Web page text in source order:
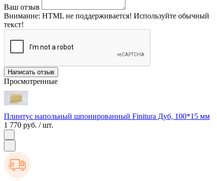
Ваш отзыв
Внимание: HTML не поддерживается! Используйте обычный
текст!
Написать отзыв
Просмотренные
Плинтус напольный шпонированный Finitura Дуб, 100*15 мм
1 770 руб. / шт.